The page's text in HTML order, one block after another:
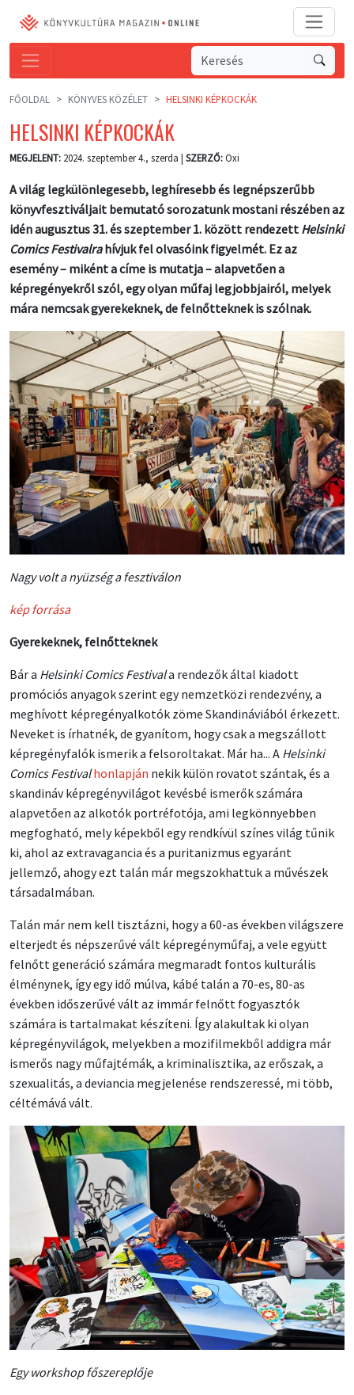
FŐOLDAL KÖNYVES KÖZÉLET HELSINKI KÉPKOCKÁK
HELSINKI KÉPKOCKÁK
MEGJELENT: 2024. szeptember 4., szerda | SZERZŐ:Oxi
A világ legkülönlegesebb, leghíresebb és legnépszerűbb
könyvfesztiváljait bemutató sorozatunk mostani részében az
idén augusztus 31. és szeptember 1. között rendezett Helsinki
Comics Festivalrahívjuk fel olvasóink figyelmét. Ez az
esemény – miként a címe is mutatja – alapvetően a
képregényekről szól, egy olyan műfaj legjobbjairól, melyek
mára nemcsak gyerekeknek, de felnőtteknek is szólnak.
Nagy volt a nyüzség a fesztiválon
kép forrása
Gyerekeknek, felnőtteknek
Bár a Helsinki Comics Festivala rendezők által kiadott
promóciós anyagok szerint egy nemzetközi rendezvény, a
meghívott képregényalkotók zöme Skandináviából érkezett.
Neveket is írhatnék, de gyanítom, hogy csak a megszállott
képregényfalók ismerik a felsoroltakat. Már ha... A Helsinki
Comics Festivalhonlapján nekik külön rovatot szántak, és a
skandináv képregényvilágot kevésbé ismerők számára
alapvetően az alkotók portréfotója, ami legkönnyebben
megfogható, mely képekből egy rendkívül színes világ tűnik
ki, ahol az extravagancia és a puritanizmus egyaránt
jellemző, ahogy ezt talán már megszokhattuk a művészek
társadalmában.
Talán már nem kell tisztázni, hogy a 60-as években világszere
elterjedt és népszerűvé vált képregényműfaj, a vele együtt
felnőtt generáció számára megmaradt fontos kulturális
élménynek, így egy idő múlva, kábé talán a 70-es, 80-as
években időszerűvé vált az immár felnőtt fogyasztók
számára is tartalmakat készíteni. Így alakultak ki olyan
képregényvilágok, melyekben a mozifilmekből addigra már
ismerős nagy műfajtémák, a kriminalisztika, az erőszak, a
szexualitás, a deviancia megjelenése rendszeressé, mi több,
céltémává vált.
Egy workshop főszereplője